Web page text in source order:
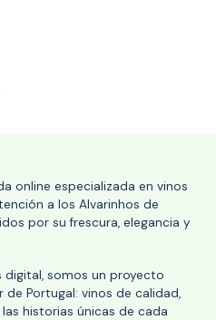
online especializada en vinos
a los Alvarinhos de
por su frescura, elegancia y
digital, somos un proyecto
Portugal: vinos de calidad,
historias únicas de cada